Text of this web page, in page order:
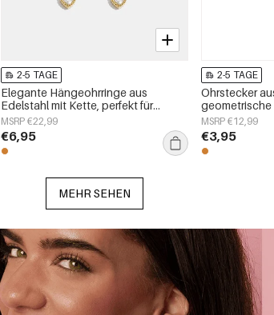
2-5 TAGE
Elegante Hängeohrringe aus
Edelstahl mit Kette, perfekt für
festliche Anlässe und Partys.
Luxuriöse Damenschmuckserie.
MSRP €22,99
€6,95
2-5 TAGE
Ohrstecker
geometrische
Alltags-Serie,
MSRP €12,99
€3,95
MEHR SEHEN